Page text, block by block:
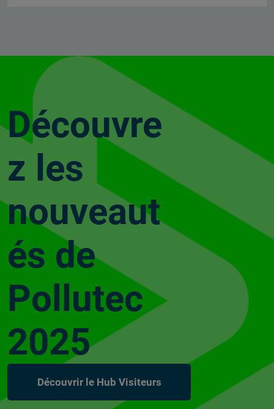
Découvre
z les
nouveaut
és de
Pollutec
2025
Découvrir le Hub Visiteurs